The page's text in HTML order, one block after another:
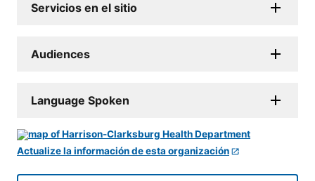
Servicios en el sitio
Audiences
Language Spoken
Actualize la información de esta organización